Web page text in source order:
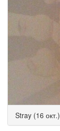
Stray (16 окт.)